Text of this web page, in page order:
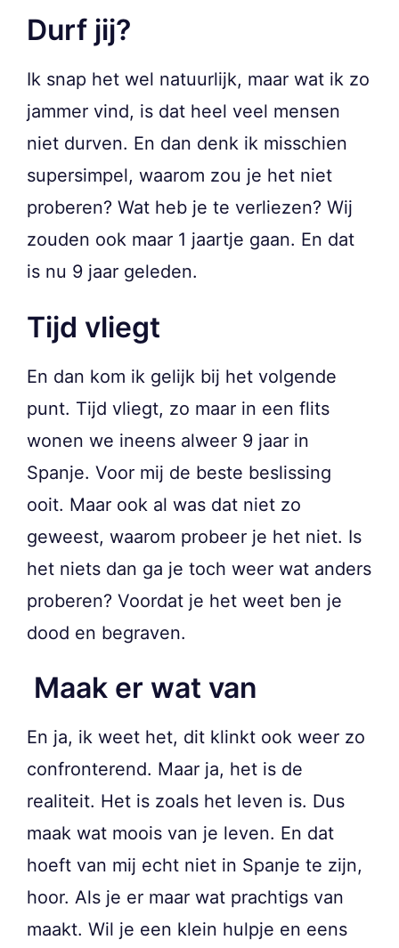
Durf jij?
Ik snap het wel natuurlijk, maar wat ik zo
jammer vind, is dat heel veel mensen
niet durven. En dan denk ik misschien
supersimpel, waarom zou je het niet
proberen? Wat heb je te verliezen? Wij
zouden ook maar 1 jaartje gaan. En dat
is nu 9 jaar geleden.
Tijd vliegt
En dan kom ik gelijk bij het volgende
punt. Tijd vliegt, zo maar in een flits
wonen we ineens alweer 9 jaar in
Spanje. Voor mij de beste beslissing
ooit. Maar ook al was dat niet zo
geweest, waarom probeer je het niet. Is
het niets dan ga je toch weer wat anders
proberen? Voordat je het weet ben je
dood en begraven.
Maak er wat van
En ja, ik weet het, dit klinkt ook weer zo
confronterend. Maar ja, het is de
realiteit. Het is zoals het leven is. Dus
maak wat moois van je leven. En dat
hoeft van mij echt niet in Spanje te zijn,
hoor. Als je er maar wat prachtigs van
maakt. Wil je een klein hulpje en eens